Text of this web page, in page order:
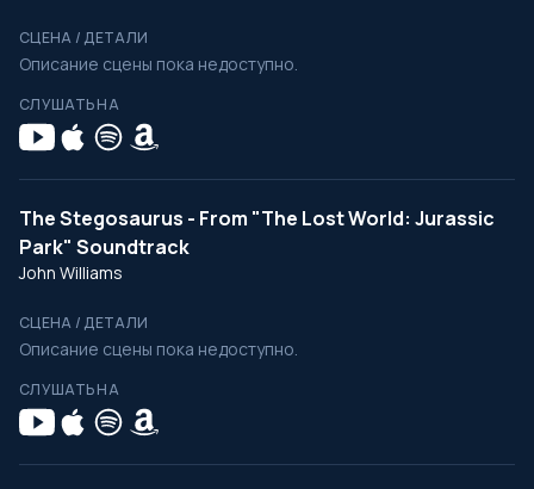
СЦЕНА / ДЕТАЛИ
Описание сцены пока недоступно.
СЛУШАТЬ НА
The Stegosaurus - From "The Lost World: Jurassic
Park" Soundtrack
John Williams
СЦЕНА / ДЕТАЛИ
Описание сцены пока недоступно.
СЛУШАТЬ НА